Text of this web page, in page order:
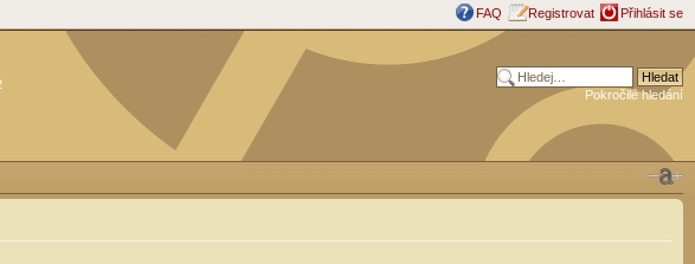
FAQ Registrovat Přihlásit se
Pokročilé hledání